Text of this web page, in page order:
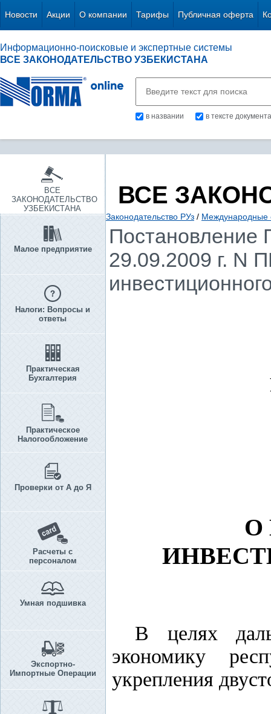
Новости Акции О компании Тарифы Публичная оферта
Информационно-поисковые и экспертные системы
ВСЕ ЗАКОНОДАТЕЛЬСТВО УЗБЕКИСТАНА
в названии в тексте документа
ВСЕ
ЗАКОНОДАТЕЛЬСТВО
УЗБЕКИСТАНА
Малое предприятие
Налоги: Вопросы и
ответы
Практическая
Бухгалтерия
Практическое
Налогообложение
Проверки от А до Я
Расчеты с
персоналом
Умная подшивка
Экспортно-
Импортные Операции
ВСЕ
Законодательство РУз / Международные
Постановление
29.09.2009 г. N
О
В целях
экономику
укрепления